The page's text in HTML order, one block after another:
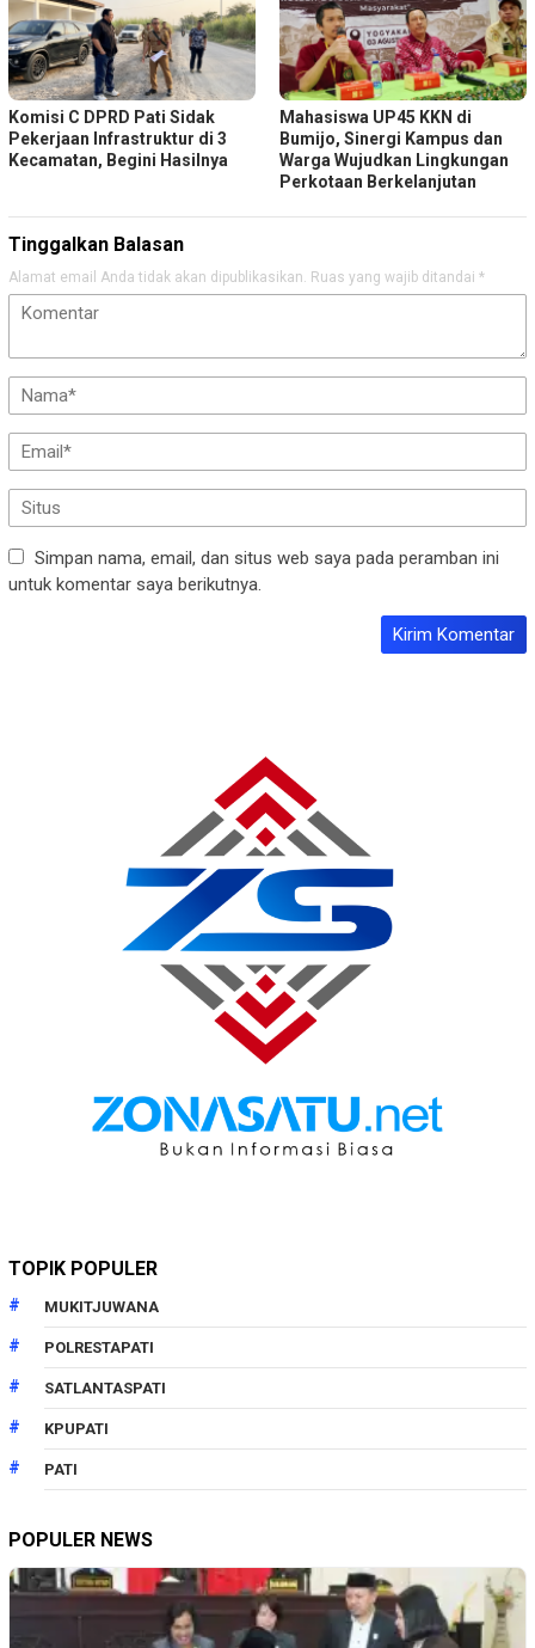
Komisi C DPRD Pati Sidak
Pekerjaan Infrastruktur di 3
Kecamatan, Begini Hasilnya
Mahasiswa UP45 KKN di
Bumijo, Sinergi Kampus dan
Warga Wujudkan Lingkungan
Perkotaan Berkelanjutan
Tinggalkan Balasan
Alamat email Anda tidak akan dipublikasikan. Ruas yang wajib ditandai *
Simpan nama, email, dan situs web saya pada peramban ini
untuk komentar saya berikutnya.
TOPIK POPULER
MUKITJUWANA
POLRESTAPATI
SATLANTASPATI
KPUPATI
PATI
POPULER NEWS